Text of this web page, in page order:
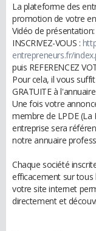
La plateforme des
promotion de votre
Vidéo de
INSCRIVEZ-VOUS :
entrepreneurs.fr/
puis REFERENCEZ
Pour cela, il vous
GRATUITE à
Une fois votre
membre de LPDE
entreprise sera
notre annuaire
Chaque société
efficacement sur tous
votre site internet
directement et